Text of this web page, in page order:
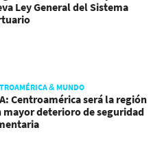
Ley General del Sistema
& MUNDO
Centroamérica será la región
mayor deterioro de seguridad